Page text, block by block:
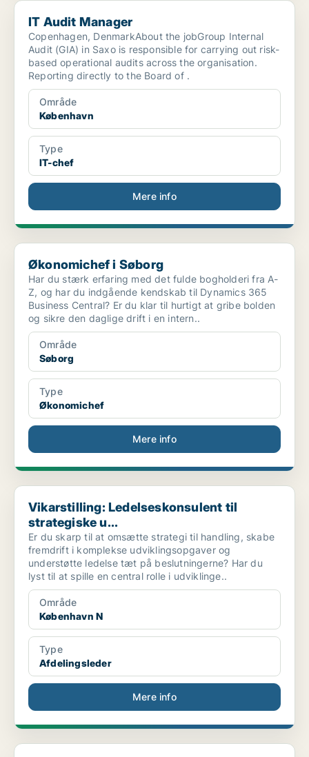
IT Audit Manager
IT Audit Manager
Copenhagen, DenmarkAbout the jobGroup Internal
Audit (GIA) in Saxo is responsible for carrying out risk-
based operational audits across the organisation.
Reporting directly to the Board of .
Område
København
Type
IT-chef
Mere info
Økonomichef i Søborg
Økonomichef i Søborg
Har du stærk erfaring med det fulde bogholderi fra A-
Z, og har du indgående kendskab til Dynamics 365
Business Central? Er du klar til hurtigt at gribe bolden
og sikre den daglige drift i en intern..
Område
Søborg
Type
Økonomichef
Mere info
Vikarstilling: Ledelseskonsulent til strategiske u...
Vikarstilling: Ledelseskonsulent til
strategiske u...
Er du skarp til at omsætte strategi til handling, skabe
fremdrift i komplekse udviklingsopgaver og
understøtte ledelse tæt på beslutningerne? Har du
lyst til at spille en central rolle i udviklinge..
Område
København N
Type
Afdelingsleder
Mere info
Senior Liaison Advisor EU - Global Partnerships an...